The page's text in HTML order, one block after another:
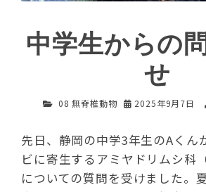
中学生からの
せ
08 無脊椎動物 2025年9月7日
先日、静岡の中学3年生のAくん
ビに寄生するアミヤドリムシ科
についての質問を受けました。